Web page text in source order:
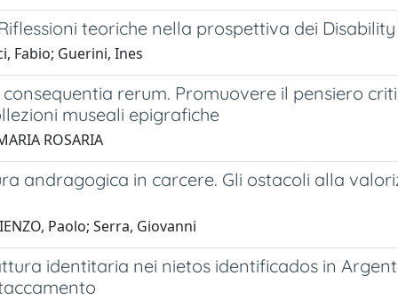
teoriche nella prospettiva dei
Fabio; Guerini, Ines
rerum. Promuovere il pensiero
museali epigrafiche
ROSARIA
andragogica in carcere. Gli ostacoli alla
Paolo; Serra, Giovanni
identitaria nei nietos identificados in